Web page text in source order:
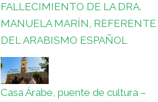
FALLECIMIENTO DE LA DRA.
MANUELA MARÍN, REFERENTE
DEL ARABISMO ESPAÑOL
Casa Árabe, puente de cultura –